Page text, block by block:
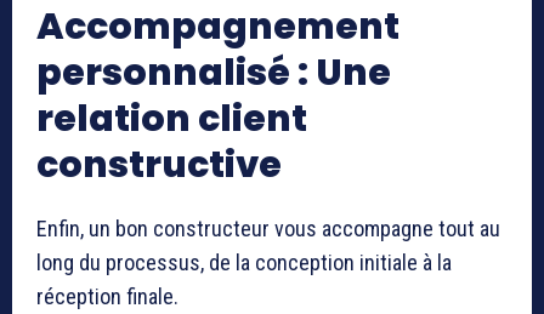
Accompagnement
personnalisé : Une
relation client
constructive
Enfin, un bon constructeur vous accompagne tout au
long du processus, de la conception initiale à la
réception finale.